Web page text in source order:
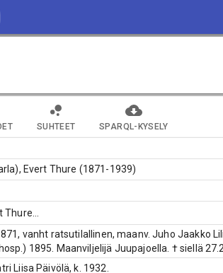
SUHTEET SPARQL-KYSELY
Evert Thure (1871-1939)
Thure
vanht ratsutilallinen, maanv. Juho Jaakko
1895. Maanviljelijä Juupajoella. † siellä
Liisa Päivölä, k. 1932.